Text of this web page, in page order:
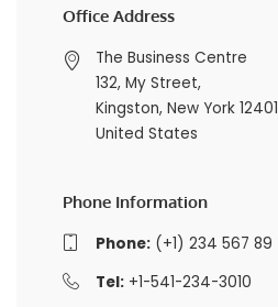
Office Address
The Business Centre
132, My Street,
Kingston, New York 12401
United States
Phone Information
Phone:(+1) 234 567 89
Tel:+1-541-234-3010